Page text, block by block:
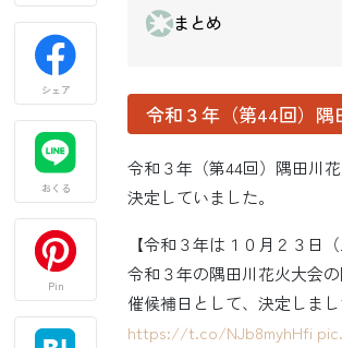
まとめ
令和３年（第44回）隅
令和３年（第44回）隅田川
決定していました。
【令和３年は１０月２３日
令和３年の隅田川花火大会
催候補日として、決定しま
https://t.co/NJb8myhHfi
シェア
おくる
Pin